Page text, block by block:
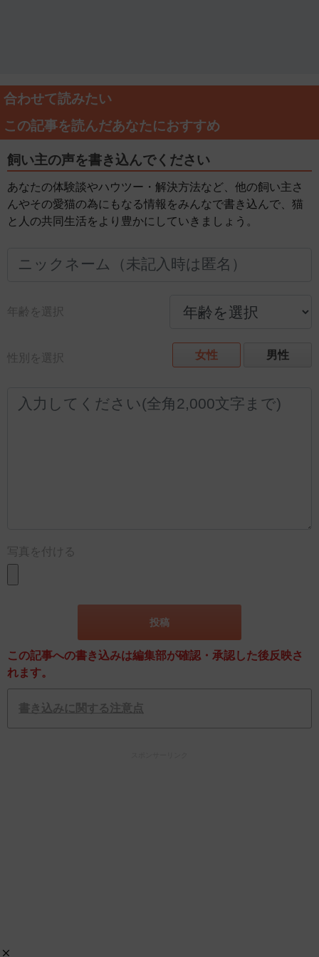
合わせて読みたい
この記事を読んだあなたにおすすめ
飼い主の声を書き込んでください
あなたの体験談やハウツー・解決方法など、他の飼い主さ
んやその愛猫の為にもなる情報をみんなで書き込んで、猫
と人の共同生活をより豊かにしていきましょう。
年齢を選択
性別を選択 女性 男性
写真を付ける
この記事への書き込みは編集部が確認・承認した後反映さ
れます。
書き込みに関する注意点